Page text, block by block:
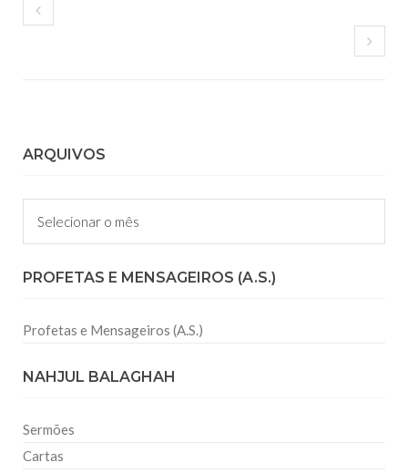
ARQUIVOS
Arquivos
PROFETAS E MENSAGEIROS (A.S.)
Profetas e Mensageiros (A.S.)
NAHJUL BALAGHAH
Sermões
Cartas